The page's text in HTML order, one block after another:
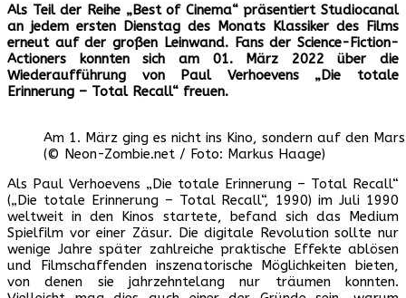
Als Teil der Reihe „Best of Cinema“ präsentiert Studiocanal
an jedem ersten Dienstag des Monats Klassiker des Films
erneut auf der großen Leinwand. Fans der Science-Fiction-
Actioners konnten sich am 01. März 2022 über die
Wiederaufführung von Paul Verhoevens „Die totale
Erinnerung – Total Recall“ freuen.
Am 1. März ging es nicht ins Kino, sondern auf den
(© Neon-Zombie.net / Foto: Markus Haage)
Als Paul Verhoevens „Die totale Erinnerung – Total Recall“
(„Die totale Erinnerung – Total Recall“, 1990) im Juli 1990
weltweit in den Kinos startete, befand sich das Medium
Spielfilm vor einer Zäsur. Die digitale Revolution sollte nur
wenige Jahre später zahlreiche praktische Effekte ablösen
und Filmschaffenden inszenatorische Möglichkeiten bieten,
von denen sie jahrzehntelang nur träumen konnten.